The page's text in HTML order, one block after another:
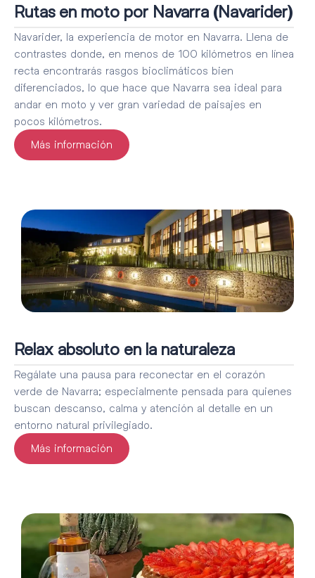
Rutas en moto por Navarra (Navarider)
Navarider, la experiencia de motor en Navarra. Llena de
contrastes donde, en menos de 100 kilómetros en línea
recta encontrarás rasgos bioclimáticos bien
diferenciados, lo que hace que Navarra sea ideal para
andar en moto y ver gran variedad de paisajes en
pocos kilómetros.
Más información
Relax absoluto en la naturaleza
Regálate una pausa para reconectar en el corazón
verde de Navarra; especialmente pensada para quienes
buscan descanso, calma y atención al detalle en un
entorno natural privilegiado.
Más información